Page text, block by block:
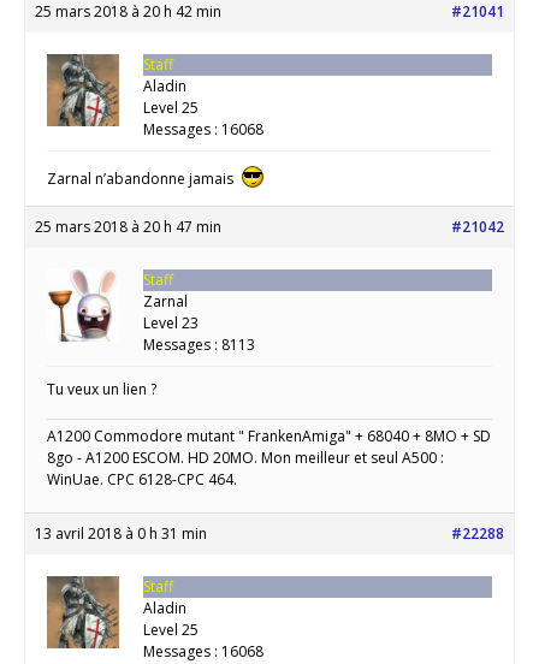
25 mars 2018 à 20 h 42 min #21041
Staff
Aladin
Level 25
Messages : 16068
Zarnal n’abandonne jamais
25 mars 2018 à 20 h 47 min #21042
Staff
Zarnal
Level 23
Messages : 8113
Tu veux un lien ?
A1200 Commodore mutant " FrankenAmiga" + 68040 + 8MO + SD
8go - A1200 ESCOM. HD 20MO. Mon meilleur et seul A500 :
WinUae. CPC 6128-CPC 464.
13 avril 2018 à 0 h 31 min #22288
Staff
Aladin
Level 25
Messages : 16068